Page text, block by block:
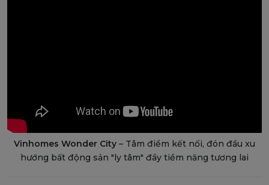
Vinhomes Wonder City – Tâm điểm kết nối, đón đầu xu
hướng bất động sản "ly tâm" đầy tiềm năng tương lai